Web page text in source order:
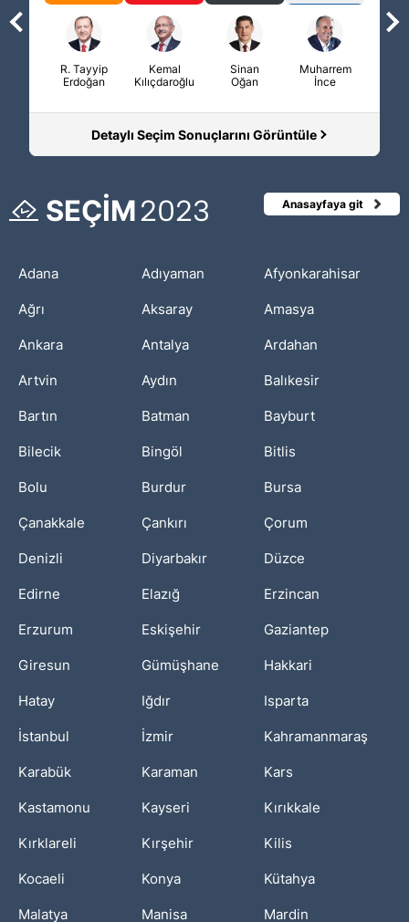
Detaylı Seçim Sonuçlarını Görüntüle
SEÇİM2023 Anasayfaya git
Adana Adıyaman Afyonkarahisar
Ağrı Aksaray Amasya
Ankara Antalya Ardahan
Artvin Aydın Balıkesir
Bartın Batman Bayburt
Bilecik Bingöl Bitlis
Bolu Burdur Bursa
Çanakkale Çankırı Çorum
Denizli Diyarbakır Düzce
Edirne Elazığ Erzincan
Erzurum Eskişehir Gaziantep
Giresun Gümüşhane Hakkari
Hatay Iğdır Isparta
İstanbul İzmir Kahramanmaraş
Karabük Karaman Kars
Kastamonu Kayseri Kırıkkale
Kırklareli Kırşehir Kilis
Kocaeli Konya Kütahya
Malatya Manisa Mardin